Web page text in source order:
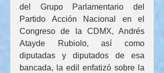
del Grupo Parlamentario del
Partido Acción Nacional en el
Congreso de la CDMX, Andrés
Atayde Rubiolo, así como
diputadas y diputados de esa
bancada, la edil enfatizó sobre la